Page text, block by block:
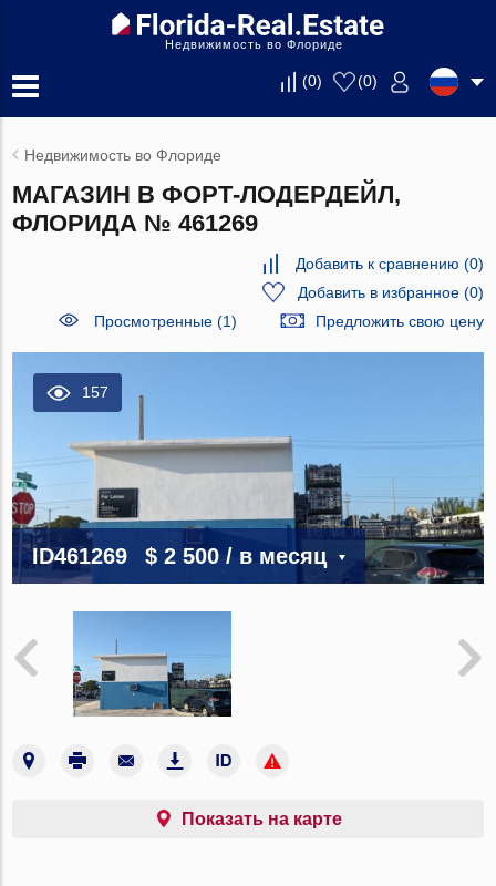
Недвижимость во Флориде
(0) (0)
Недвижимость во Флориде
МАГАЗИН В ФОРТ-ЛОДЕРДЕЙЛ,
ФЛОРИДА № 461269
Добавить к сравнению (0)
Добавить в избранное(0)
Просмотренные (1)
Предложить свою цену
157
ID461269 $ 2 500/ в месяц
Показать на карте